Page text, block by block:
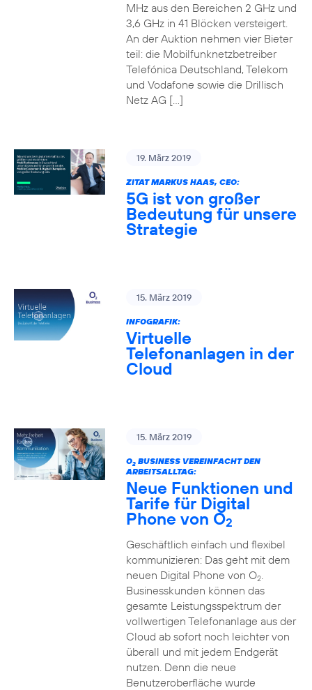
MHz aus den Bereichen 2 GHz und
3,6 GHz in 41 Blöcken versteigert.
An der Auktion nehmen vier Bieter
teil: die Mobilfunknetzbetreiber
Telefónica Deutschland, Telekom
und Vodafone sowie die Drillisch
Netz AG […]
19. März 2019
ZITAT MARKUS HAAS, CEO:
5G ist von großer
Bedeutung für unsere
Strategie
15. März 2019
INFOGRAFIK:
Virtuelle
Telefonanlagen in der
Cloud
15. März 2019
O2BUSINESS VEREINFACHT DEN
ARBEITSALLTAG:
Neue Funktionen und
Tarife für Digital
Phone von O2
Geschäftlich einfach und flexibel
kommunizieren: Das geht mit dem
neuen Digital Phone von O2.
Businesskunden können das
gesamte Leistungsspektrum der
vollwertigen Telefonanlage aus der
Cloud ab sofort noch leichter von
überall und mit jedem Endgerät
nutzen. Denn die neue
Benutzeroberfläche wurde